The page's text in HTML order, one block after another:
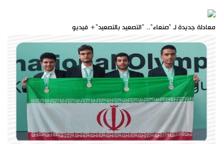
معادلة جديدة لـ "صنعاء".. "التصعيد بالتصعيد"+ فيديو